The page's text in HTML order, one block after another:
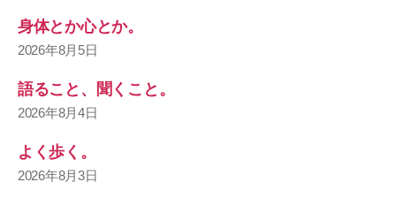
身体とか心とか。
2026年8月5日
語ること、聞くこと。
2026年8月4日
よく歩く。
2026年8月3日